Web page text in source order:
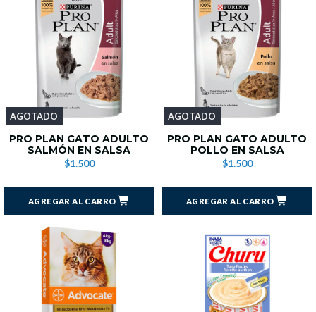
AGOTADO
PRO PLAN GATO ADULTO
SALMÓN EN SALSA
$1.500
AGREGAR AL CARRO
AGOTADO
PRO PLAN GATO ADULTO
POLLO EN SALSA
$1.500
AGREGAR AL CARRO